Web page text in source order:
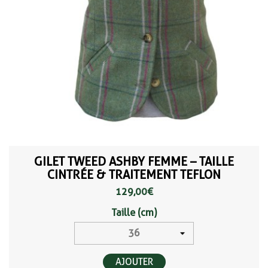
GILET TWEED ASHBY FEMME – TAILLE
CINTRÉE & TRAITEMENT TEFLON
129,00 €
Taille (cm)
AJOUTER